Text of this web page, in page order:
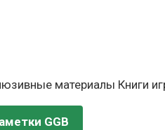
материалы Книги
GGB